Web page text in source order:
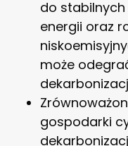
do
energii oraz
może
gospodarki